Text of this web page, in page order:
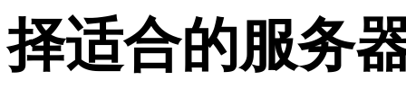
择适合的服务